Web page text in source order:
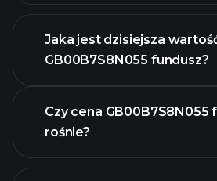
Jaka jest dzisiejsza
GB00B7S8N055 fundusz?
Czy cena GB00B7S8N055
rośnie?